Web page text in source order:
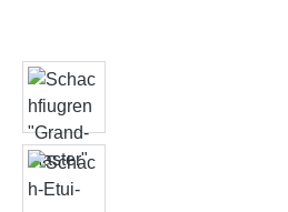
Bildergalerie überspringen